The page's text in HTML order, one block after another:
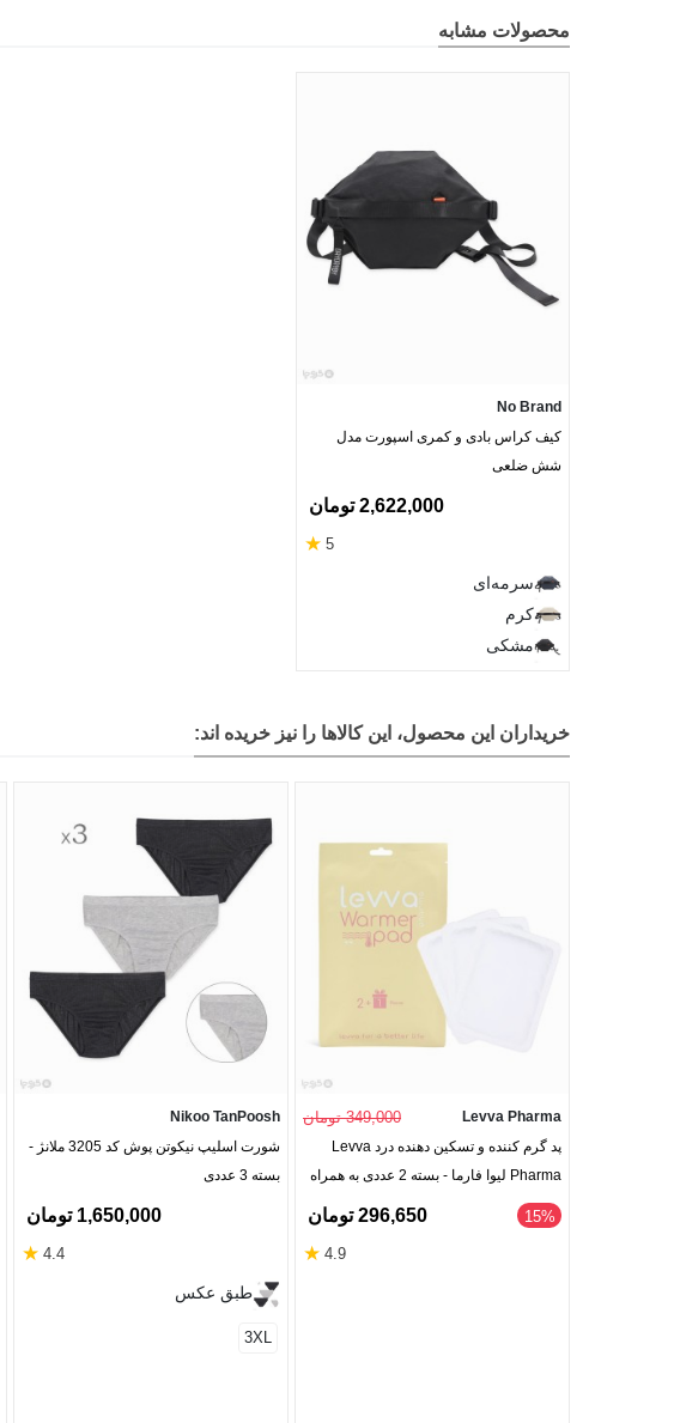
محصولات مشابه
No Brand
کیف کراس بادی و کمری اسپورت مدل
شش ضلعی
2,622,000 تومان
5
★
سرمه‌ای
کرم
مشکی
خریداران این محصول، این کالاها را نیز خریده اند:
Levva Pharma 349,000 تومان
پد گرم کننده و تسکین دهنده درد Levva
Pharma لیوا فارما - بسته 2 عددی به همراه
1 عدد رایگان
‎15% 296,650 تومان
4.9
★
Nikoo TanPoosh
شورت اسلیپ نیکوتن پوش کد 3205 ملانژ -
بسته 3 عددی
1,650,000 تومان
4.4
★
طبق عکس
3XL